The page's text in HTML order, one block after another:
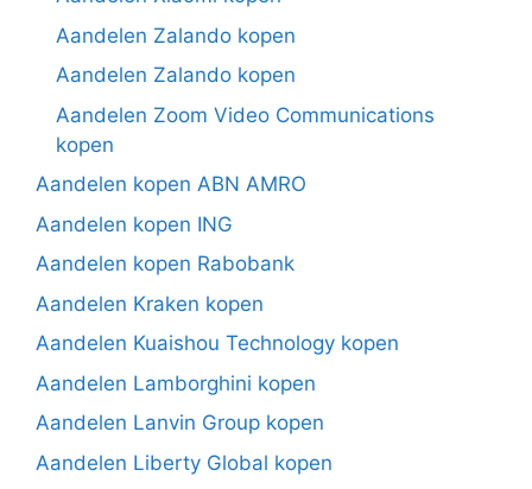
Aandelen Zalando kopen
Aandelen Zalando kopen
Aandelen Zoom Video Communications
kopen
Aandelen kopen ABN AMRO
Aandelen kopen ING
Aandelen kopen Rabobank
Aandelen Kraken kopen
Aandelen Kuaishou Technology kopen
Aandelen Lamborghini kopen
Aandelen Lanvin Group kopen
Aandelen Liberty Global kopen